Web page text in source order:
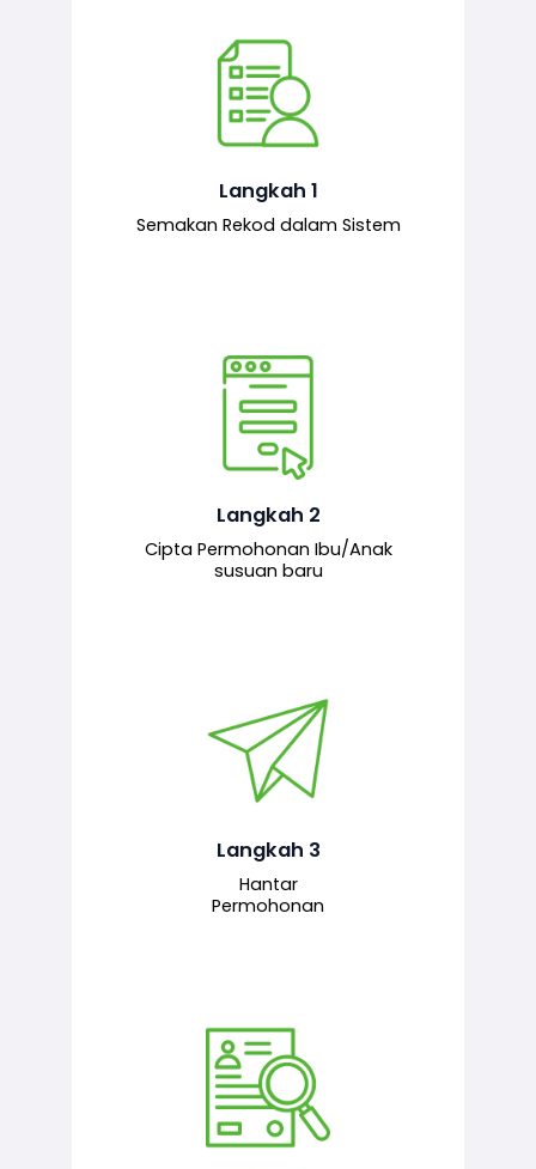
Langkah 1
Semakan Rekod dalam Sistem
Semakan ke atas sejarah permohonan
yang pernah dibuat oleh pemohon,
Langkah 2
Cipta Permohonan Ibu/Anak
susuan baru
Pemohon mengisi borang
permohonan bagi pendaftaran
baharu melalui sistem.
Langkah 3
Hantar
Permohonan
Permohonan yang lengkap dihantar
untuk proses semakan dan
bertanggungjawab.
Pegawai penyemak menyemak
maklumat yang dikemukakan. Jika
semua maklumat adalah lengkap dan